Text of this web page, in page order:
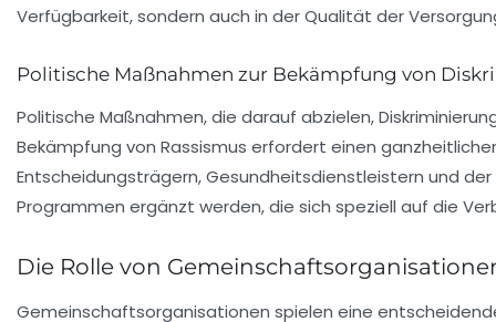
Verfügbarkeit, sondern auch in der Qualität der
Politische Maßnahmen zur Bekämpfung von
Politische Maßnahmen, die darauf abzielen,
Bekämpfung von Rassismus erfordert einen
Entscheidungsträgern, Gesundheitsdienstleistern und
Programmen ergänzt werden, die sich speziell auf die
Die Rolle von
Gemeinschaftsorganisationen spielen eine